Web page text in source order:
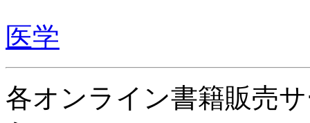
医学
各オンライン書籍販売